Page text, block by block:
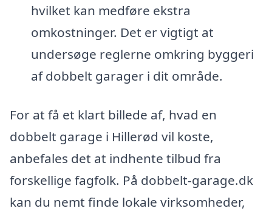
hvilket kan medføre ekstra
omkostninger. Det er vigtigt at
undersøge reglerne omkring byggeri
af dobbelt garager i dit område.
For at få et klart billede af, hvad en
dobbelt garage i Hillerød vil koste,
anbefales det at indhente tilbud fra
forskellige fagfolk. På dobbelt-garage.dk
kan du nemt finde lokale virksomheder,